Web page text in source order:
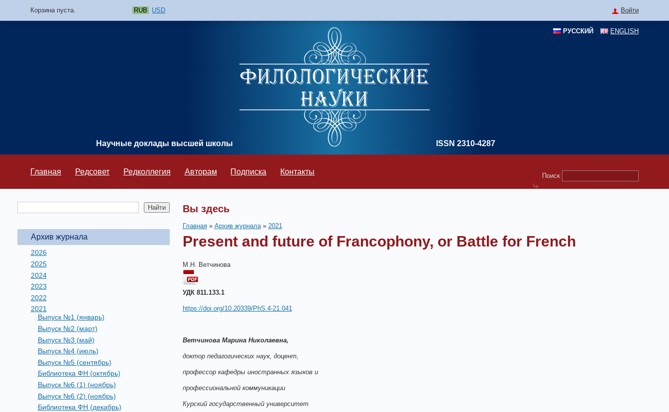
Корзина пуста. RUB USD Войти
Научные доклады высшей школы ISSN 2310-4287
РУССКИЙ ENGLISH
Главная Редсовет Редколлегия Авторам Подписка Контакты Поиск
Архив журнала
2026
2025
2024
2023
2022
2021
Выпуск №1 (январь)
Выпуск №2 (март)
Выпуск №3 (май)
Выпуск №4 (июль)
Выпуск №5 (сентябрь)
Библиотека ФН (октябрь)
Выпуск №6 (1) (ноябрь)
Выпуск №6 (2) (ноябрь)
Библиотека ФН (декабрь)
Вы здесь
Главная» Архив журнала» 2021
Present and future of Francophony, or Battle for French
М.Н. Ветчинова
УДК 811.133.1
https://doi.org/10.20339/PhS.4-21.041
Ветчинова Марина Николаевна,
доктор педагогических наук, доцент,
профессор кафедры иностранных языков и
профессиональной коммуникации
Курский государственный университет